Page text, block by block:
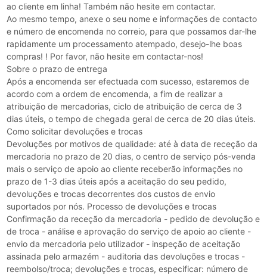
ao cliente em linha! Também não hesite em contactar.
Ao mesmo tempo, anexe o seu nome e informações de contacto
e número de encomenda no correio, para que possamos dar-lhe
rapidamente um processamento atempado, desejo-lhe boas
compras! ! Por favor, não hesite em contactar-nos!
Sobre o prazo de entrega
Após a encomenda ser efectuada com sucesso, estaremos de
acordo com a ordem de encomenda, a fim de realizar a
atribuição de mercadorias, ciclo de atribuição de cerca de 3
dias úteis, o tempo de chegada geral de cerca de 20 dias úteis.
Como solicitar devoluções e trocas
Devoluções por motivos de qualidade: até à data de receção da
mercadoria no prazo de 20 dias, o centro de serviço pós-venda
mais o serviço de apoio ao cliente receberão informações no
prazo de 1-3 dias úteis após a aceitação do seu pedido,
devoluções e trocas decorrentes dos custos de envio
suportados por nós. Processo de devoluções e trocas
Confirmação da receção da mercadoria - pedido de devolução e
de troca - análise e aprovação do serviço de apoio ao cliente -
envio da mercadoria pelo utilizador - inspeção de aceitação
assinada pelo armazém - auditoria das devoluções e trocas -
reembolso/troca; devoluções e trocas, especificar: número de